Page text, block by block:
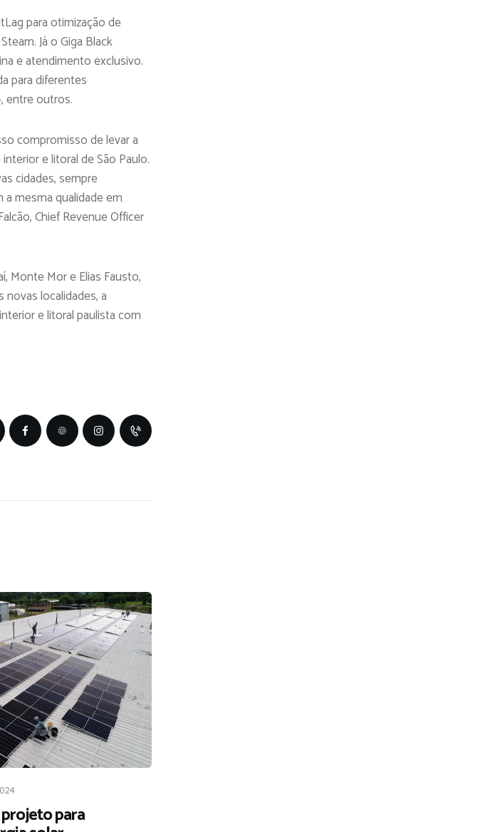
para otimização de
Já o Giga Black
e atendimento exclusivo.
para diferentes
entre outros.
compromisso de levar a
e litoral de São Paulo.
cidades, sempre
mesma qualidade em
Chief Revenue Officer
Monte Mor e Elias Fausto,
localidades, a
e litoral paulista com
para